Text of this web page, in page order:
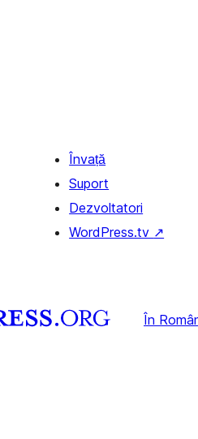
Învață
Suport
Dezvoltatori
WordPress.tv ↗
În